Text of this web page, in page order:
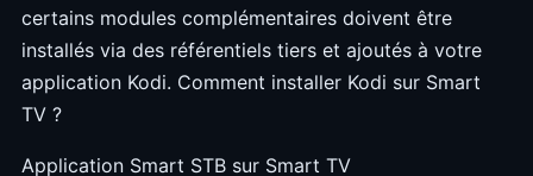
certains modules complémentaires doivent être
installés via des référentiels tiers et ajoutés à votre
application Kodi. Comment installer Kodi sur Smart
TV ?
Application Smart STB sur Smart TV